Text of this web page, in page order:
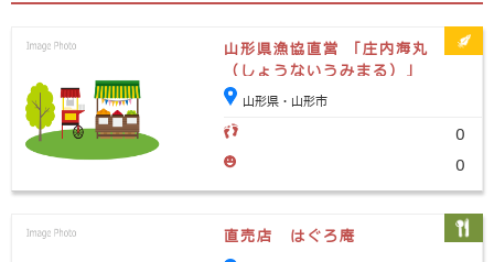
山形県漁協直営 「庄内海丸
（しょうないうみまる）」
山形県・山形市
0
0
直売店 はぐろ庵